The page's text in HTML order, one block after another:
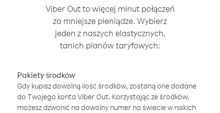
Viber Out to więcej minut połączeń
za mniejsze pieniądze. Wybierz
jeden z naszych elastycznych,
tanich planów taryfowych:
Pakiety środków
Gdy kupisz dowolną ilość środków, zostaną one dodane
do Twojego konta Viber Out. Korzystając ze środków,
możesz dzwonić na dowolny numer na świecie w niskich